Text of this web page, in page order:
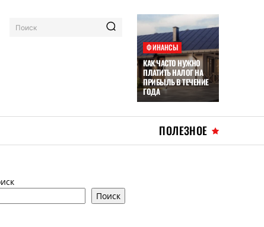
Поиск
ФИНАНСЫ
КАК ЧАСТО НУЖНО
ПЛАТИТЬ НАЛОГ НА
ПРИБЫЛЬ В ТЕЧЕНИЕ
ГОДА
ПОЛЕЗНОЕ
Поиск